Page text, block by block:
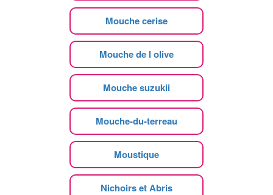
Mouche cerise
Mouche de l olive
Mouche suzukii
Mouche-du-terreau
Moustique
Nichoirs et Abris